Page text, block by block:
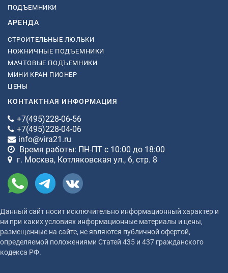
ПОДЪЕМНИКИ
АРЕНДА
СТРОИТЕЛЬНЫЕ ЛЮЛЬКИ
НОЖНИЧНЫЕ ПОДЪЕМНИКИ
МАЧТОВЫЕ ПОДЪЕМНИКИ
МИНИ КРАН ПИОНЕР
ЦЕНЫ
КОНТАКТНАЯ ИНФОРМАЦИЯ
+7(495)228-06-56
+7(495)228-04-06
info@vira21.ru
Время работы: ПН-ПТ с 10:00 до 18:00
г. Москва, Котляковская ул., 6, стр. 8
Данный сайт носит исключительно информационный характер и
ни при каких условиях информационные материалы и цены,
размещенные на сайте, не являются публичной офертой,
определяемой положениями Статей 435 и 437 гражданского
кодекса РФ.